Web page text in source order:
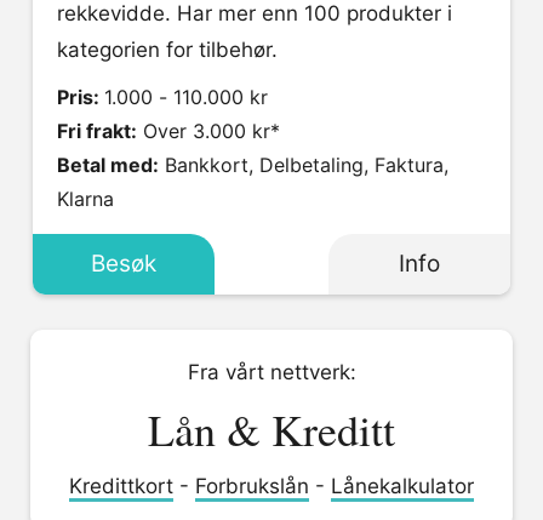
rekkevidde. Har mer enn 100 produkter i
kategorien for tilbehør.
Pris: 1.000 - 110.000 kr
Fri frakt: Over 3.000 kr*
Betal med:
Klarna
Besøk Info
Fra vårt nettverk:
Lån & Kreditt
Kredittkort - Forbrukslån - Lånekalkulator